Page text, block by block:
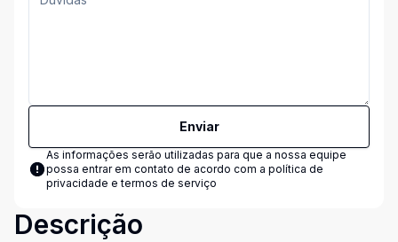
Enviar
As informações serão utilizadas para que a nossa equipe
possa entrar em contato de acordo com a política de
privacidade e termos de serviço
Descrição